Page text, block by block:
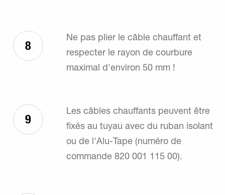
8
Ne pas plier le câble chauffant et
respecter le rayon de courbure
maximal d'environ 50 mm !
9
Les câbles chauffants peuvent être
fixés au tuyau avec du ruban isolant
ou de l'Alu-Tape (numéro de
commande 820 001 115 00).